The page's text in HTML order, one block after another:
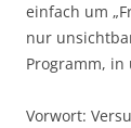
einfach um
nur
Programm,
Vorwort: